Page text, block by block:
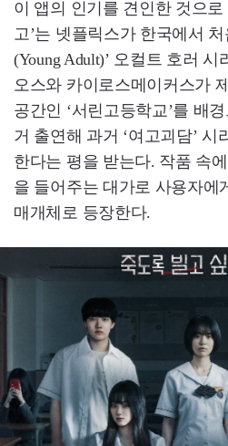
이 앱의 인기를 견인한 것으로
고’는 넷플릭스가 한국에서
(Young Adult)’ 오컬트 호러 시
오스와 카이로스메이커스가
공간인 ‘서린고등학교’를 배
거 출연해 과거 ‘여고괴담’ 시
한다는 평을 받는다. 작품 속
을 들어주는 대가로 사용자에
매개체로 등장한다.